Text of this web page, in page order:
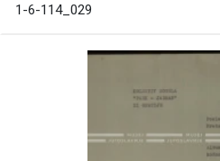
1-6-114_029